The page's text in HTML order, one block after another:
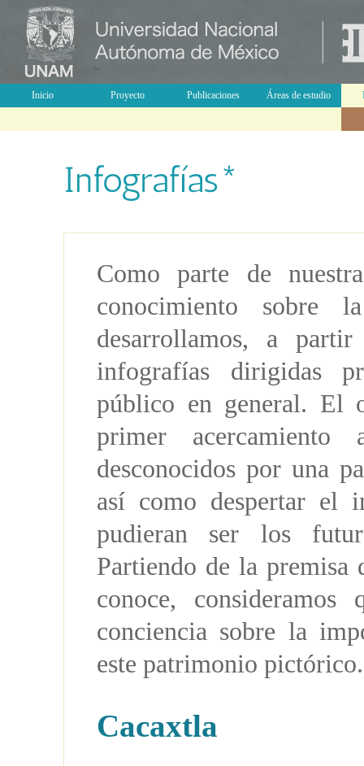
Inicio Proyecto Publicaciones Áreas de estudio
Como parte de
conocimiento sobre
desarrollamos, a
infografías dirigidas
público en general. El
primer acercamiento
desconocidos por una
así como despertar el
pudieran ser los
Partiendo de la premisa
conoce,
conciencia sobre la
este patrimonio pictórico.
Cacaxtla